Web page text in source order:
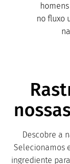
no fluxo
Descobre a
Selecionamos
ingrediente